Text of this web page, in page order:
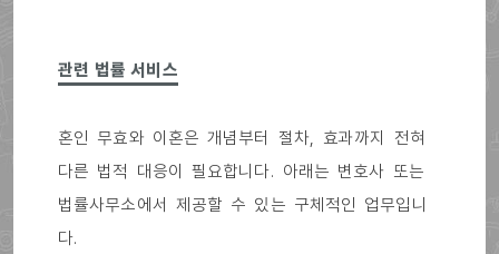
관련 법률 서비스
혼인 무효와 이혼은 개념부터 절차, 효과까지 전혀
다른 법적 대응이 필요합니다. 아래는 변호사 또는
법률사무소에서 제공할 수 있는 구체적인 업무입니
다.